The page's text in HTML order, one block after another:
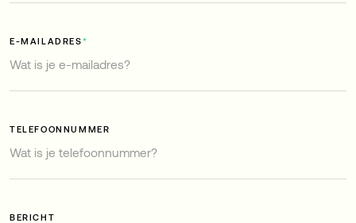
E-MAILADRES*
TELEFOONNUMMER
BERICHT